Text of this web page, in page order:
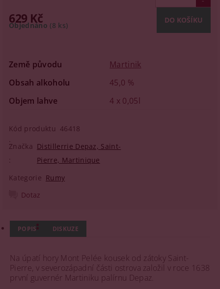
Objednáno (8 ks)
629 Kč
Země původu
Martinik
Obsah alkoholu
45,0 %
Objem lahve
4 x 0,05l
Kód produktu 46418
Značka Distillerrie Depaz, Saint-
Pierre, Martinique
Kategorie Rumy
Dotaz
POPIS DISKUZE
Na úpatí hory Mont Pelée kousek od zátoky Saint-
Pierre, v severozápadní části ostrova založil v roce 1638
první guvernér Martiniku palírnu Depaz.